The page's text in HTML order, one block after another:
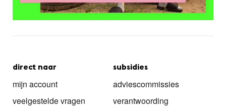
direct naar
mijn account
veelgestelde vragen
subsidies
adviescommissies
verantwoording